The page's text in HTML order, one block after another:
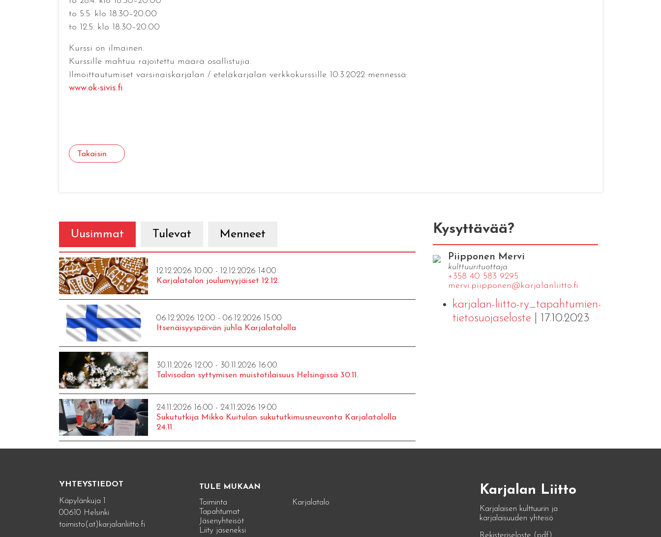
to 5.5. klo 18.30–20.00
to 12.5. klo 18.30–20.00
Kurssi on ilmainen.
Kurssille mahtuu rajoitettu määrä osallistujia.
Ilmoittautumiset varsinaiskarjalan / eteläkarjalan verkkokurssille 10.3.2022 mennessä:
www.ok-sivis.fi
Takaisin
Uusimmat Tulevat Menneet
12.12.2026 10:00 - 12.12.2026 14:00
Karjalatalon joulumyyjäiset 12.12.
06.12.2026 12:00 - 06.12.2026 15:00
Itsenäisyyspäivän juhla Karjalatalolla
30.11.2026 12:00 - 30.11.2026 16:00
Talvisodan syttymisen muistotilaisuus Helsingissä 30.11.
24.11.2026 16:00 - 24.11.2026 19:00
Sukututkija Mikko Kuitulan sukututkimusneuvonta Karjalatalolla
24.11.
Kysyttävää?
Piipponen Mervi
kulttuurituottaja
+358 40 583 9295
mervi.​piipponen@​kar​jala​nlii​tto.​fi
karjalan-liitto-ry_tapahtumien-
tietosuojaseloste| 17.10.2023
YHTEYSTIEDOT
Käpylänkuja 1
00610 Helsinki
toimisto(at)karjalanliitto.fi
TULE MUKAAN
Toiminta
Tapahtumat
Jäsenyhteisöt
Liity jäseneksi
Karjalatalo
Karjalan Liitto
Karjalaisen kulttuurin ja
karjalaisuuden yhteisö
Rekisteriseloste (pdf)